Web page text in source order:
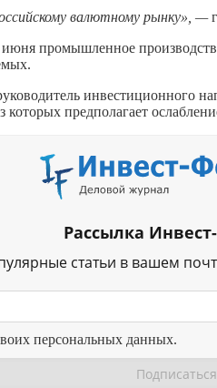
валютному рынку», —
промышленное
инвестиционного
которых предполагает
Рассылка
статьи в вашем
персональных данных.